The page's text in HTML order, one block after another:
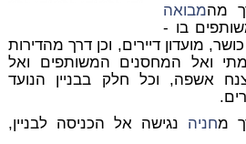
מהמבואה
בו -
מועדון דיירים, וכן דרך מהדירות
ואל המחסנים המשותפים ואל
אשפה, וכל חלק בבניין הנועד
מחניה נגישה אל הכניסה לבניין,